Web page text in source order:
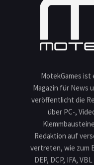
MotekGames ist
Magazin für News
veröffentlicht die
über PC-,
Redaktion auf
vertreten, wie zum
DEP, DCP, IFA,